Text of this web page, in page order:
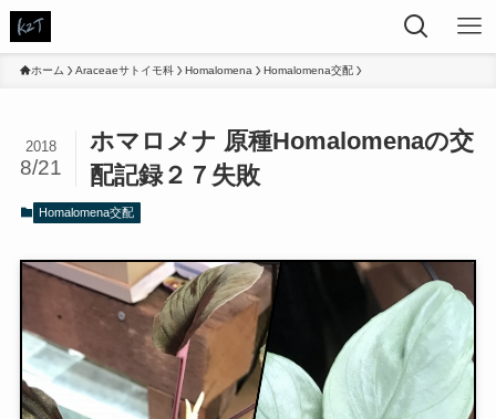
ホーム Araceaeサトイモ科 Homalomena Homalomena交配
ホマロメナ 原種Homalomenaの交
配記録２７失敗
2018
8/21
Homalomena交配